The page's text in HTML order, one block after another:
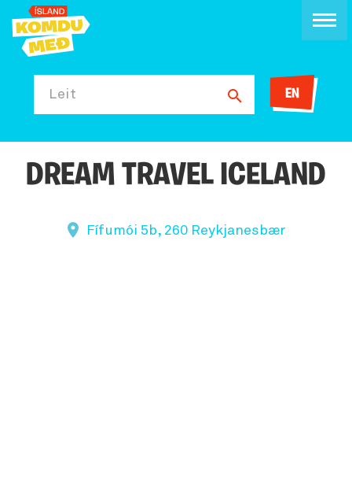
Leit EN
DREAM TRAVEL ICELAND
Fífumói 5b, 260 Reykjanesbær